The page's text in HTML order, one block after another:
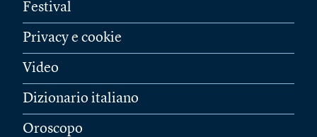
Festival
Privacy e cookie
Video
Dizionario italiano
Oroscopo